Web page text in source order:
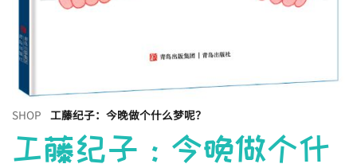
SHOP 工藤纪子：今晚做个什么梦呢？
工藤纪子：今晚做个什